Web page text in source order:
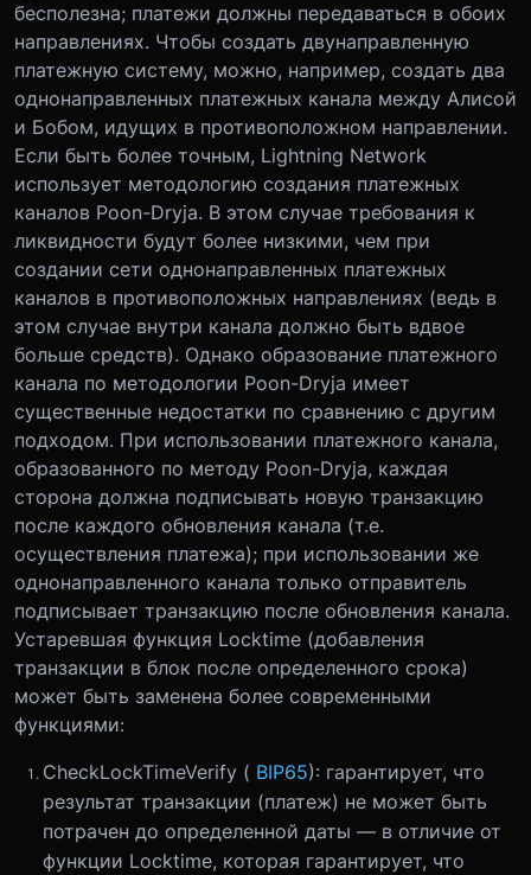
бесполезна; платежи должны передаваться в обоих
направлениях. Чтобы создать двунаправленную
платежную систему, можно, например, создать два
однонаправленных платежных канала между Алисой
и Бобом, идущих в противоположном направлении.
Если быть более точным, Lightning Network
использует методологию создания платежных
каналов Poon-Dryja. В этом случае требования к
ликвидности будут более низкими, чем при
создании сети однонаправленных платежных
каналов в противоположных направлениях (ведь в
этом случае внутри канала должно быть вдвое
больше средств). Однако образование платежного
канала по методологии Poon-Dryja имеет
существенные недостатки по сравнению с другим
подходом. При использовании платежного канала,
образованного по методу Poon-Dryja, каждая
сторона должна подписывать новую транзакцию
после каждого обновления канала (т.е.
осуществления платежа); при использовании же
однонаправленного канала только отправитель
подписывает транзакцию после обновления канала.
Устаревшая функция Locktime (добавления
транзакции в блок после определенного срока)
может быть заменена более современными
функциями:
CheckLockTimeVerify ( BIP65): гарантирует, что
результат транзакции (платеж) не может быть
потрачен до определенной даты — в отличие от
функции Locktime, которая гарантирует, что